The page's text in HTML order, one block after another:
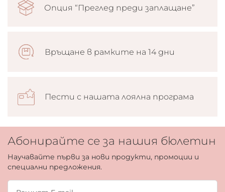
Опция “Преглед преди заплащане”
Връщане в рамките на 14 дни
Пести с нашата лоялна програма
Абонирайте се за нашия бюлетин
Научавайте първи за нови продукти, промоции и
специални предложения.